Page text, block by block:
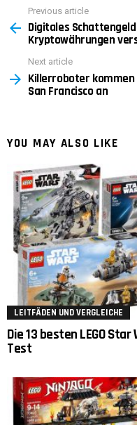
more
Previous article
Digitales
Kryptowährungen
Next article
Killerroboter
San Francisco an
YOU MAY ALSO LIKE
LEITFÄDEN UND VERGLEICHE
Die 13 besten LEGO
Test